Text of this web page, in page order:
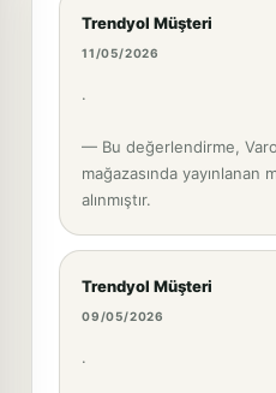
Trendyol Müşteri
11/05/2026
.
— Bu değerlendirme,
mağazasında yayınlanan
alınmıştır.
Trendyol Müşteri
09/05/2026
.